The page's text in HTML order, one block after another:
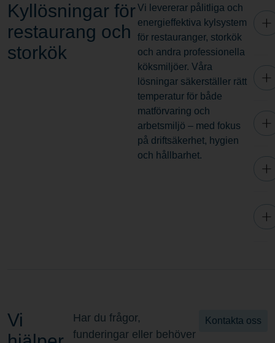
Kyllösningar för
restaurang och
storkök
Vi levererar pålitliga och
energieffektiva kylsystem
för restauranger, storkök
och andra professionella
köksmiljöer. Våra
lösningar säkerställer rätt
temperatur för både
matförvaring och
arbetsmiljö – med fokus
på driftsäkerhet, hygien
och hållbarhet.
Vi
Har du frågor,
funderingar eller behöver
Kontakta oss